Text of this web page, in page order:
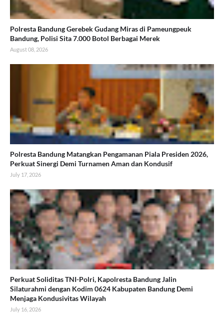
Polresta Bandung Gerebek Gudang Miras di Pameungpeuk
Bandung, Polisi Sita 7.000 Botol Berbagai Merek
August 08, 2026
Polresta Bandung Matangkan Pengamanan Piala Presiden 2026,
Perkuat Sinergi Demi Turnamen Aman dan Kondusif
July 17, 2026
Perkuat Soliditas TNI-Polri, Kapolresta Bandung Jalin
Silaturahmi dengan Kodim 0624 Kabupaten Bandung Demi
Menjaga Kondusivitas Wilayah
July 16, 2026